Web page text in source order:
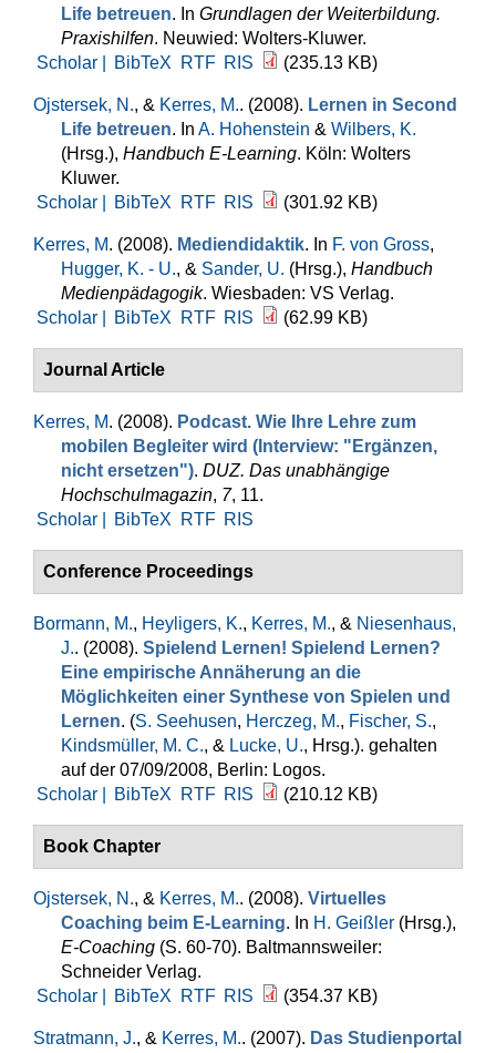
Life betreuen. In Grundlagen der Weiterbildung.
Praxishilfen. Neuwied: Wolters-Kluwer.
Scholar |
BibTeX RTF RIS (235.13 KB)
Ojstersek, N., & Kerres, M.. (2008). Lernen in Second
Life betreuen. In A. Hohenstein & Wilbers, K.
(Hrsg.), Handbuch E-Learning. Köln: Wolters
Kluwer.
Scholar |
BibTeX RTF RIS (301.92 KB)
Kerres, M. (2008). Mediendidaktik. In F. von Gross,
Hugger, K. - U., & Sander, U. (Hrsg.), Handbuch
Medienpädagogik. Wiesbaden: VS Verlag.
Scholar |
BibTeX RTF RIS (62.99 KB)
Journal Article
Kerres, M. (2008). Podcast. Wie Ihre Lehre zum
mobilen Begleiter wird (Interview: "Ergänzen,
nicht ersetzen"). DUZ. Das unabhängige
Hochschulmagazin, 7, 11.
Scholar |
BibTeX RTF RIS
Conference Proceedings
Bormann, M., Heyligers, K., Kerres, M., & Niesenhaus,
J.. (2008). Spielend Lernen! Spielend Lernen?
Eine empirische Annäherung an die
Möglichkeiten einer Synthese von Spielen und
Lernen. (S. Seehusen, Herczeg, M., Fischer, S.,
Kindsmüller, M. C., & Lucke, U., Hrsg.). gehalten
auf der 07/09/2008, Berlin: Logos.
Scholar |
BibTeX RTF RIS (210.12 KB)
Book Chapter
Ojstersek, N., & Kerres, M.. (2008). Virtuelles
Coaching beim E-Learning. In H. Geißler (Hrsg.),
E-Coaching (S. 60-70). Baltmannsweiler:
Schneider Verlag.
Scholar |
BibTeX RTF RIS (354.37 KB)
Stratmann, J., & Kerres, M.. (2007). Das Studienportal